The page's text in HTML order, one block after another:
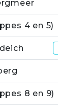
4 en 5)
8 en 9)